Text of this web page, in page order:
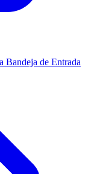
Bandeja de Entrada